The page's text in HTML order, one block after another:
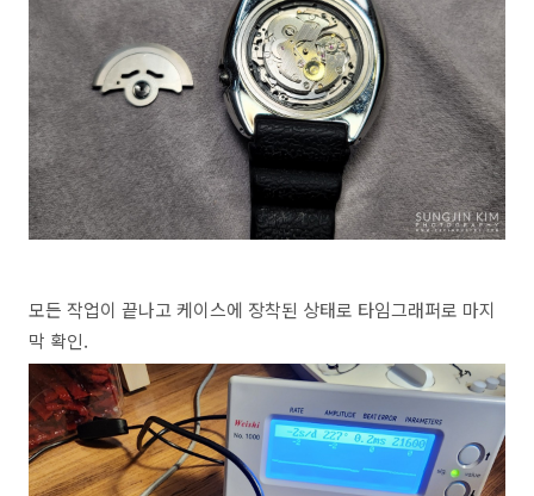
모든 작업이 끝나고 케이스에 장착된 상태로 타임그래퍼로 마지
막 확인.